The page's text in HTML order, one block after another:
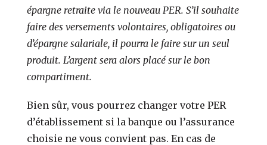
épargne retraite via le nouveau PER. S’il souhaite
faire des versements volontaires, obligatoires ou
d’épargne salariale, il pourra le faire sur un seul
produit. L’argent sera alors placé sur le bon
compartiment.
Bien sûr, vous pourrez changer votre PER
d’établissement si la banque ou l’assurance
choisie ne vous convient pas. En cas de